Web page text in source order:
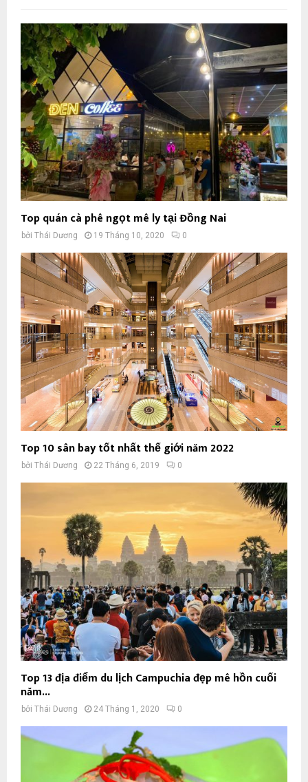
Top quán cà phê ngọt mê ly tại Đồng Nai
bởi Thái Dương 19 Tháng 10, 2020 0
Top 10 sân bay tốt nhất thế giới năm 2022
bởi Thái Dương 22 Tháng 6, 2019 0
Top 13 địa điểm du lịch Campuchia đẹp mê hồn cuối
năm...
bởi Thái Dương 24 Tháng 1, 2020 0